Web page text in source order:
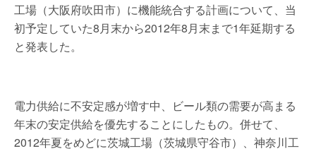
工場（大阪府吹田市）に機能統合する計画について、当
初予定していた8月末から2012年8月末まで1年延期する
と発表した。
電力供給に不安定感が増す中、ビール類の需要が高まる
年末の安定供給を優先することにしたもの。併せて、
2012年夏をめどに茨城工場（茨城県守谷市）、神奈川工